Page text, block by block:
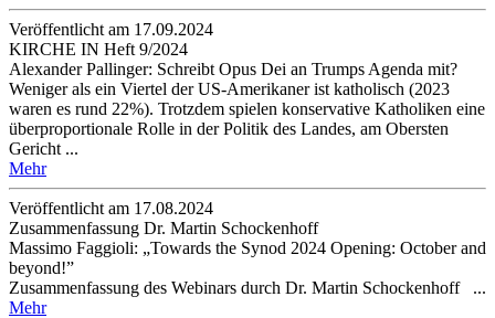
Veröffentlicht am 17­.09.2024
KIRCHE IN Heft 9/2024
Alexander Pallinger: Schreibt Opus Dei an Trumps Agenda mit?
Weniger als ein Viertel der US-Amerikaner ist katholisch (2023
waren es rund 22%). Trotzdem spielen konservative Katholiken eine
überproportionale Rolle in der Politik des Landes, am Obersten
Gericht ...
Mehr
Veröffentlicht am 17­.08.2024
Zusammenfassung Dr. Martin Schockenhoff
Massimo Faggioli: „Towards the Synod 2024 Opening: October and
beyond!”
Zusammenfassung des Webinars durch Dr. Martin Schockenhoff ...
Mehr